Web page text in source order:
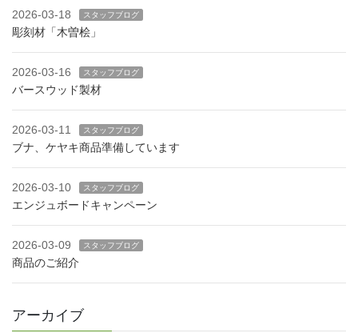
2026-03-18 スタッフブログ
彫刻材「木曽桧」
2026-03-16 スタッフブログ
バースウッド製材
2026-03-11 スタッフブログ
ブナ、ケヤキ商品準備しています
2026-03-10 スタッフブログ
エンジュボードキャンペーン
2026-03-09 スタッフブログ
商品のご紹介
アーカイブ